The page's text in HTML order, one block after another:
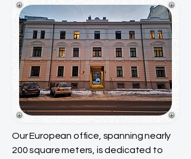
Our European office, spanning nearly
200 square meters, is dedicated to